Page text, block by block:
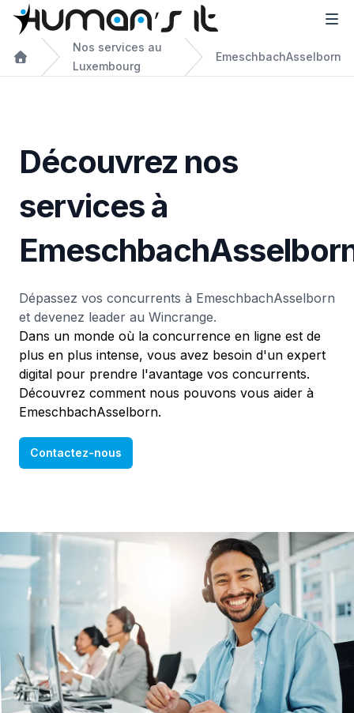
Nos services au
Luxembourg
EmeschbachAsselborn
Découvrez nos
services à
Dépassez vos concurrents à EmeschbachAsselborn
et devenez leader au Wincrange.
Dans un monde où la concurrence en ligne est de
plus en plus intense, vous avez besoin d'un expert
digital pour prendre l'avantage vos concurrents.
Découvrez comment nous pouvons vous aider à
EmeschbachAsselborn.
Contactez-nous